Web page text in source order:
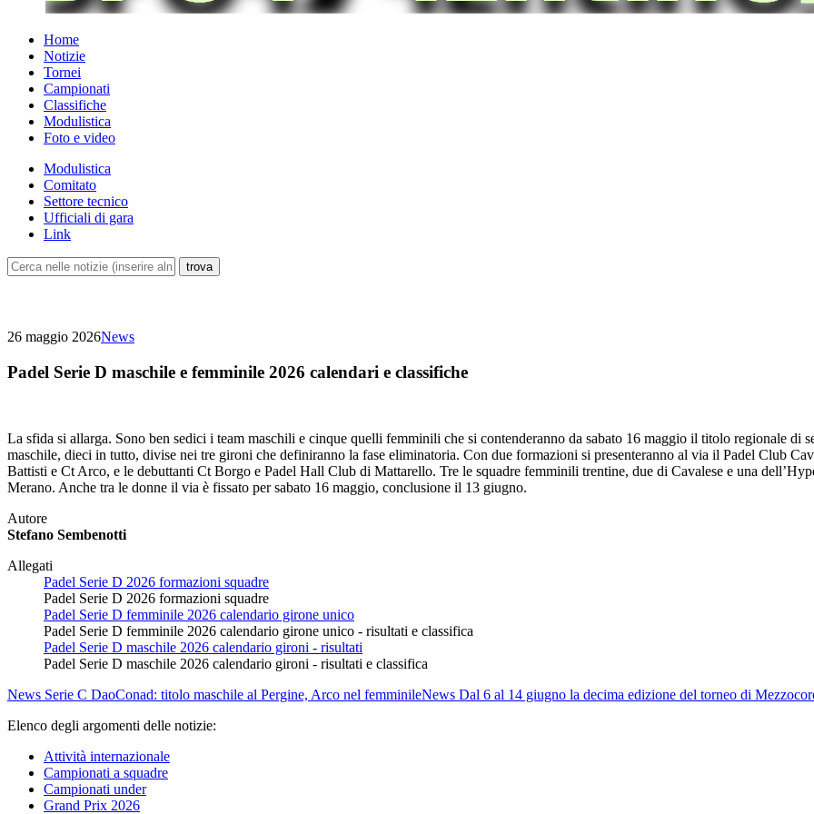
Home
Notizie
Tornei
Campionati
Classifiche
Modulistica
Foto e video
Modulistica
Comitato
Settore tecnico
Ufficiali di gara
Link
26 maggio 2026News
Padel Serie D maschile e femminile 2026 calendari e classifiche
La sfida si allarga. Sono ben sedici i team maschili e cinque quelli femminili che si contenderanno da sabato 16 maggio il titolo regionale di
maschile, dieci in tutto, divise nei tre gironi che definiranno la fase eliminatoria. Con due formazioni si presenteranno al via il Padel Club
Battisti e Ct Arco, e le debuttanti Ct Borgo e Padel Hall Club di Mattarello. Tre le squadre femminili trentine, due di Cavalese e una
Merano. Anche tra le donne il via è fissato per sabato 16 maggio, conclusione il 13 giugno.
Autore
Stefano Sembenotti
Allegati
Padel Serie D 2026 formazioni squadre
Padel Serie D 2026 formazioni squadre
Padel Serie D femminile 2026 calendario girone unico
Padel Serie D femminile 2026 calendario girone unico - risultati e classifica
Padel Serie D maschile 2026 calendario gironi - risultati
Padel Serie D maschile 2026 calendario gironi - risultati e classifica
News Serie C DaoConad: titolo maschile al Pergine, Arco nel femminileNews Dal 6 al 14 giugno la decima edizione del torneo di
Elenco degli argomenti delle notizie:
Attività internazionale
Campionati a squadre
Campionati under
Grand Prix 2026